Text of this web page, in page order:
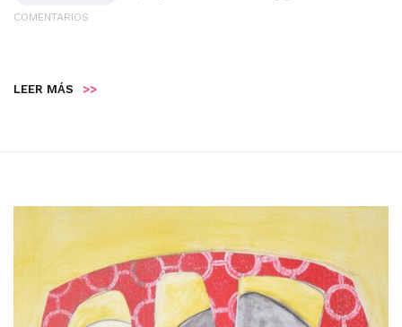
COMENTARIOS
LEER MÁS >>